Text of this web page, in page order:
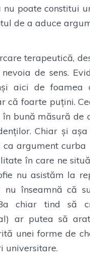
poate constitui
de a aduce
terapeutică,
de sens.
aici de foamea
că foarte puțini.
bună măsură de
Chiar și
ca argument
în care ne
nu asistăm la
nu înseamnă că
chiar tind să
ar putea să
unei forme de
universitare.